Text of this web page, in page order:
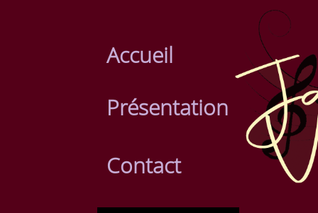
Accueil
Présentation
Contact